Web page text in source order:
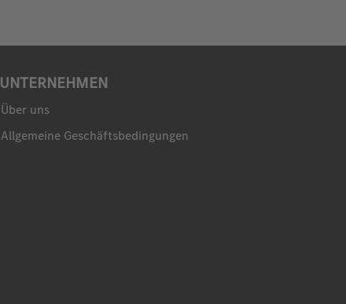
UNTERNEHMEN
Über uns
Allgemeine Geschäftsbedingungen